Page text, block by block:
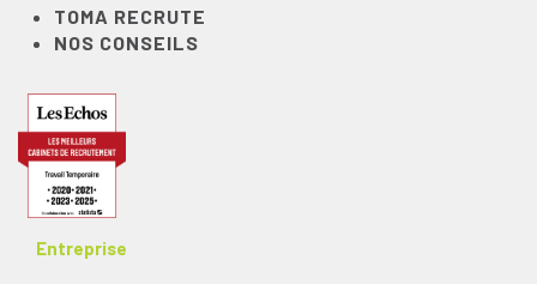
TOMA RECRUTE
NOS CONSEILS
Entreprise